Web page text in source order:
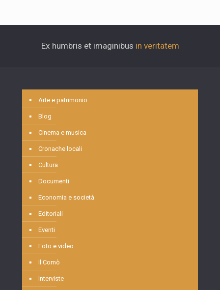
Ex humbris et imaginibus in veritatem
Arte e patrimonio
Blog
Cinema e musica
Cronache locali
Cultura
Documenti
Economia e società
Editoriali
Eventi
Foto e video
Il Comò
Interviste